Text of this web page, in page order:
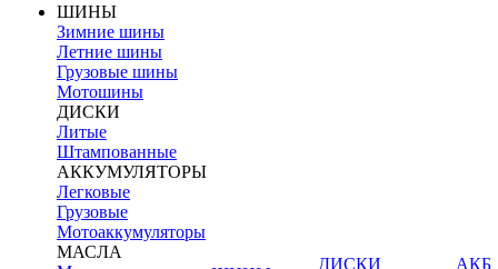
ШИНЫ
Зимние шины
Летние шины
Грузовые шины
Мотошины
ДИСКИ
Литые
Штампованные
АККУМУЛЯТОРЫ
Легковые
Грузовые
Мотоаккумуляторы
МАСЛА
ДИСКИ
АКБ